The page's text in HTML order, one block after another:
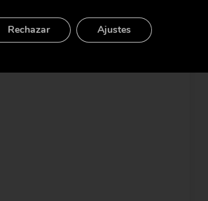
Rechazar Ajustes